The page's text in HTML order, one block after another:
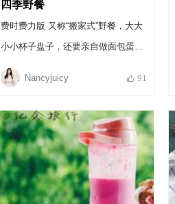
四季野餐
费时费力版 又称“搬家式”野餐，大大
小小杯子盘子，还要亲自做面包蛋糕
blablabla
Nancyjuicy
91